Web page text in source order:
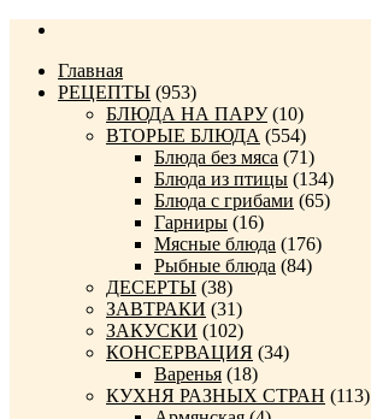
Главная
РЕЦЕПТЫ (953)
БЛЮДА НА ПАРУ(10)
ВТОРЫЕ БЛЮДА (554)
Блюда без мяса (71)
Блюда из птицы (134)
Блюда с грибами (65)
Гарниры (16)
Мясные блюда (176)
Рыбные блюда (84)
ДЕСЕРТЫ (38)
ЗАВТРАКИ (31)
ЗАКУСКИ (102)
КОНСЕРВАЦИЯ (34)
Варенья (18)
КУХНЯ РАЗНЫХ СТРАН (113)